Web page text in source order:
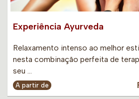
Experiência Ayurveda
Relaxamento intenso ao melhor
nesta combinação perfeita de
seu …
A partir de